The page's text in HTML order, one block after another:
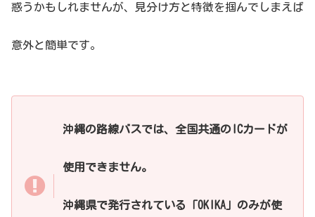
惑うかもしれませんが、見分け方と特徴を掴んでしまえば
意外と簡単です。
沖縄の路線バスでは、全国共通のICカードが
使用できません。
沖縄県で発行されている「OKIKA」のみが使